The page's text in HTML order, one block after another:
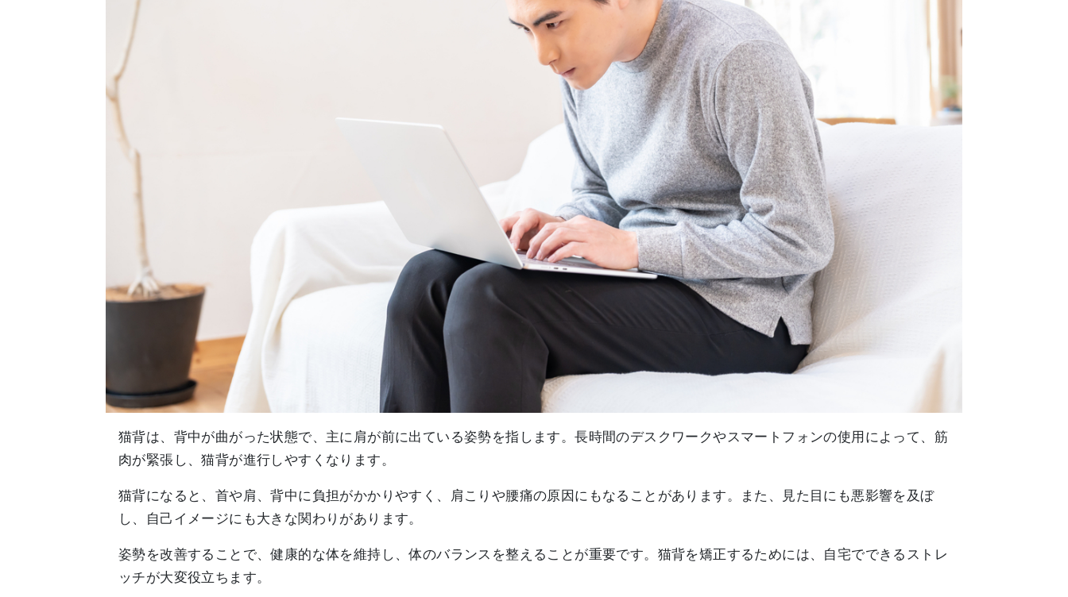
猫背は、背中が曲がった状態で、主に肩が前に出ている姿勢を指します。長時間のデスクワークやスマートフォンの使用によって、筋
肉が緊張し、猫背が進行しやすくなります。
猫背になると、首や肩、背中に負担がかかりやすく、肩こりや腰痛の原因にもなることがあります。また、見た目にも悪影響を及ぼ
し、自己イメージにも大きな関わりがあります。
姿勢を改善することで、健康的な体を維持し、体のバランスを整えることが重要です。猫背を矯正するためには、自宅でできるストレ
ッチが大変役立ちます。